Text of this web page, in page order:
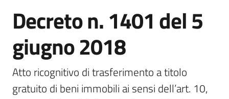
Decreto n. 1401 del 5
giugno 2018
Atto ricognitivo di trasferimento a titolo
gratuito di beni immobili ai sensi dell’art. 10,